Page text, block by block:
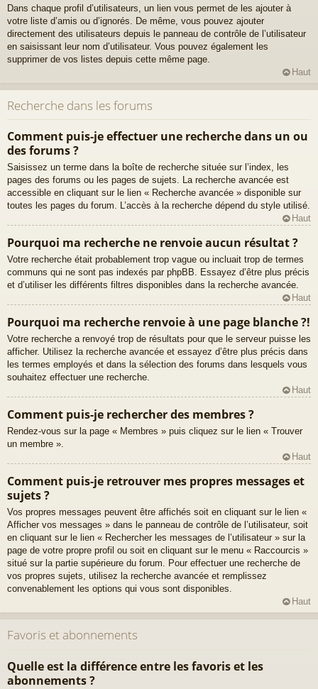
Dans chaque profil d’utilisateurs, un lien vous permet de les ajouter à
votre liste d’amis ou d’ignorés. De même, vous pouvez ajouter
directement des utilisateurs depuis le panneau de contrôle de l’utilisateur
en saisissant leur nom d’utilisateur. Vous pouvez également les
supprimer de vos listes depuis cette même page.
Haut
Recherche dans les forums
Comment puis-je effectuer une recherche dans un ou
des forums ?
Saisissez un terme dans la boîte de recherche située sur l’index, les
pages des forums ou les pages de sujets. La recherche avancée est
accessible en cliquant sur le lien « Recherche avancée » disponible sur
toutes les pages du forum. L’accès à la recherche dépend du style utilisé.
Haut
Pourquoi ma recherche ne renvoie aucun résultat ?
Votre recherche était probablement trop vague ou incluait trop de termes
communs qui ne sont pas indexés par phpBB. Essayez d’être plus précis
et d’utiliser les différents filtres disponibles dans la recherche avancée.
Haut
Pourquoi ma recherche renvoie à une page blanche ?!
Votre recherche a renvoyé trop de résultats pour que le serveur puisse les
afficher. Utilisez la recherche avancée et essayez d’être plus précis dans
les termes employés et dans la sélection des forums dans lesquels vous
souhaitez effectuer une recherche.
Haut
Comment puis-je rechercher des membres ?
Rendez-vous sur la page « Membres » puis cliquez sur le lien « Trouver
un membre ».
Haut
Comment puis-je retrouver mes propres messages et
sujets ?
Vos propres messages peuvent être affichés soit en cliquant sur le lien «
Afficher vos messages » dans le panneau de contrôle de l’utilisateur, soit
en cliquant sur le lien « Rechercher les messages de l’utilisateur » sur la
page de votre propre profil ou soit en cliquant sur le menu « Raccourcis »
situé sur la partie supérieure du forum. Pour effectuer une recherche de
vos propres sujets, utilisez la recherche avancée et remplissez
convenablement les options qui vous sont disponibles.
Haut
Favoris et abonnements
Quelle est la différence entre les favoris et les
abonnements ?